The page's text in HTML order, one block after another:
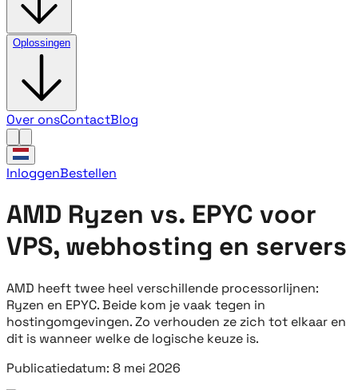
Oplossingen
Over onsContactBlog
InloggenBestellen
AMD Ryzen vs. EPYC voor
VPS, webhosting en servers
AMD heeft twee heel verschillende processorlijnen:
Ryzen en EPYC. Beide kom je vaak tegen in
hostingomgevingen. Zo verhouden ze zich tot elkaar en
dit is wanneer welke de logische keuze is.
Publicatiedatum: 8 mei 2026